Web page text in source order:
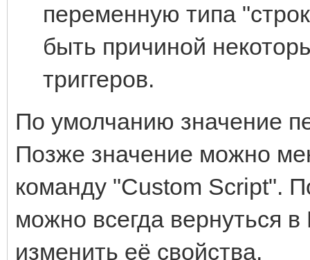
переменную типа
быть причиной
триггеров.
По умолчанию значение
Позже значение можно
команду "Custom Script".
можно всегда вернуться
изменить её свойства.